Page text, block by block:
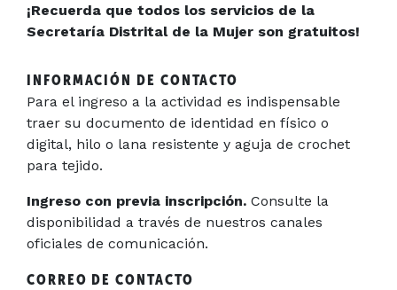
¡Recuerda que todos los servicios de la
Secretaría Distrital de la Mujer son gratuitos!
INFORMACIÓN DE CONTACTO
Para el ingreso a la actividad es indispensable
traer su documento de identidad en físico o
digital, hilo o lana resistente y aguja de crochet
para tejido.
Ingreso con previa inscripción. Consulte la
disponibilidad a través de nuestros canales
oficiales de comunicación.
CORREO DE CONTACTO